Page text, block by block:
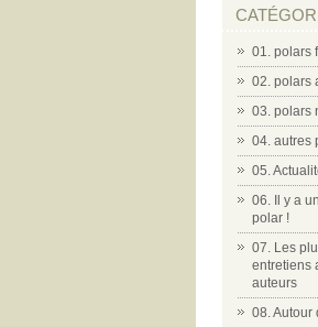
01. polars
02. polars
03. polars
04. autres
05.
06. Il y a
polar !
07. Les
entretiens
auteurs
08. Autour